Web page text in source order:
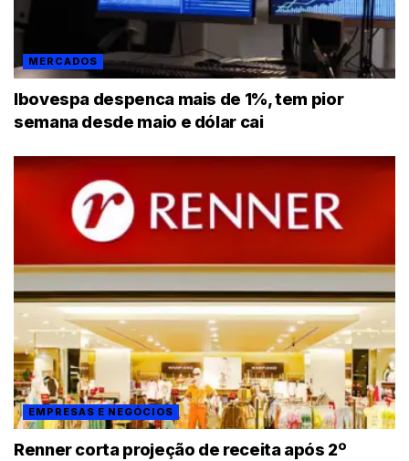
MERCADOS
Ibovespa despenca mais de 1%, tem pior
semana desde maio e dólar cai
EMPRESAS E NEGÓCIOS
Renner corta projeção de receita após 2º